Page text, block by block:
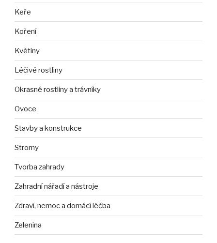
Keře
Koření
Květiny
Léčivé rostliny
Okrasné rostliny a trávníky
Ovoce
Stavby a konstrukce
Stromy
Tvorba zahrady
Zahradní nářadí a nástroje
Zdraví, nemoc a domácí léčba
Zelenina